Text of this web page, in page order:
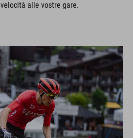
alle vostre gare.